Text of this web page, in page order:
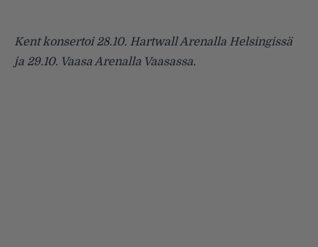
Kent konsertoi 28.10. Hartwall Arenalla Helsingissä
ja 29.10. Vaasa Arenalla Vaasassa.